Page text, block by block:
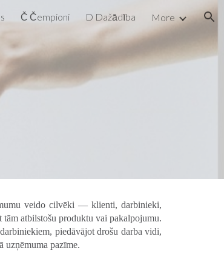
Č Čempioni D Dažādība More
veido cilvēki — klienti, darbinieki,
tām atbilstošu produktu vai pakalpojumu.
piedāvājot drošu darba vidi,
uzņēmuma pazīme.